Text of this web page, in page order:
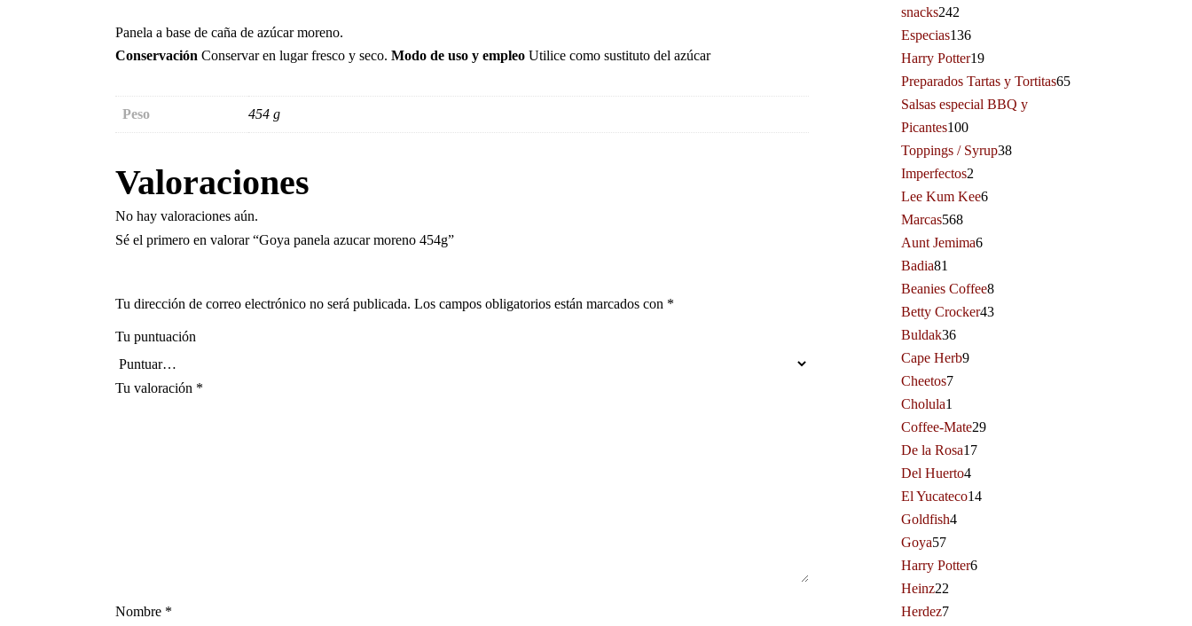
Panela a base de caña de azúcar moreno.
Conservación Conservar en lugar fresco y seco. Modo de uso y empleo Utilice como sustituto del azúcar
Peso 454 g
Valoraciones
No hay valoraciones aún.
Sé el primero en valorar “Goya panela azucar moreno 454g”
Tu dirección de correo electrónico no será publicada. Los campos obligatorios están marcados con *
Tu puntuación
Tu valoración *
Nombre *
snacks242
Especias136
Harry Potter19
Preparados Tartas y Tortitas65
Salsas especial BBQ y
Picantes100
Toppings / Syrup38
Imperfectos2
Lee Kum Kee6
Marcas568
Aunt Jemima6
Badia81
Beanies Coffee8
Betty Crocker43
Buldak36
Cape Herb9
Cheetos7
Cholula1
Coffee-Mate29
De la Rosa17
Del Huerto4
El Yucateco14
Goldfish4
Goya57
Harry Potter6
Heinz22
Herdez7